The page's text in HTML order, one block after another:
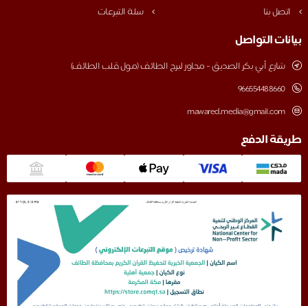
اتصل بنا
سلة التبرعات
بيانات التواصل
شارع أبي بكر الصديق - مجاور لبرج الطائف (مول قلب الطائف)
‎966554488660
mawared.media@gmail.com
طريقة الدفع